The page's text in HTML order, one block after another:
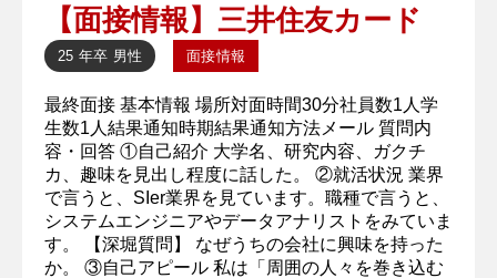
【面接情報】三井住友カード
25 年卒 男性 面接情報
最終面接 基本情報 場所対面時間30分社員数1人学
生数1人結果通知時期結果通知方法メール 質問内
容・回答 ①自己紹介 大学名、研究内容、ガクチ
カ、趣味を見出し程度に話した。 ②就活状況 業界
で言うと、SIer業界を見ています。職種で言うと、
システムエンジニアやデータアナリストをみていま
す。 【深堀質問】 なぜうちの会社に興味を持った
か。 ③自己アピール 私は「周囲の人々を巻き込む